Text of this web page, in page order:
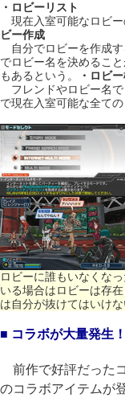
・ロビーリスト
現在入室可能なロビー
ビー作成
自分でロビーを作成す
でロビー名を決めるこ
もあるという。
・ロビ
フレンドやロビー名で
で現在入室可能な全て
ロビーに誰もいなくな
いる場合はロビーは存
は自分が抜けてはいけ
■ コラボが大量発生！
前作で好評だった
のコラボアイテムが